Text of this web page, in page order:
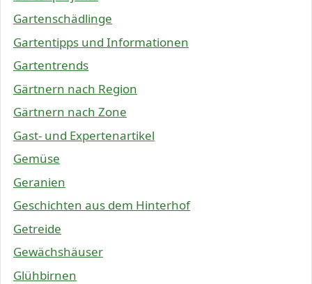
Gartenschädlinge
Gartentipps und Informationen
Gartentrends
Gärtnern nach Region
Gärtnern nach Zone
Gast- und Expertenartikel
Gemüse
Geranien
Geschichten aus dem Hinterhof
Getreide
Gewächshäuser
Glühbirnen